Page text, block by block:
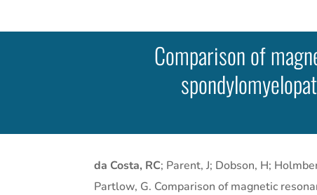
Comparison of
da Costa, RC; Parent, J; Dobson, H;
Partlow, G. Comparison of magnetic